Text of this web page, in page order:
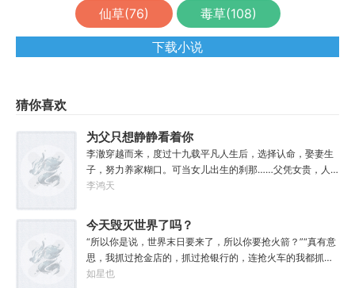
仙草(76) 毒草(108)
下载小说
猜你喜欢
为父只想静静看着你
长生
李澈穿越而来，度过十九载平凡人生后，选择认命，娶妻生
子，努力养家糊口。可当女儿出生的刹那……父凭女贵，人
生不再平凡。……女儿平安出生，你获得道果【仙工】女儿
无灾，获得道果【无垢心】女儿三岁，活泼机灵，获得道果
【棋圣】女儿四岁、五岁、六岁…………李澈发现，女儿每长
大一岁，他便可凝聚出一颗道果，加持己身。从此以后，李
澈有了一个朴实无华的愿望。一岁一道果，默默守长生。为
父只想……从老婆孩子热炕头开始，心平气和的守护女儿长
李鸿天
今天毁灭世界了吗？
“所以你是说，世界末日要来了，所以你要抢火箭？”“真有意
思，我抓过抢金店的，抓过抢银行的，连抢火车的我都抓
过，就是没抓过抢火箭的。”“你怎么想的？就算你真把火箭
如星也